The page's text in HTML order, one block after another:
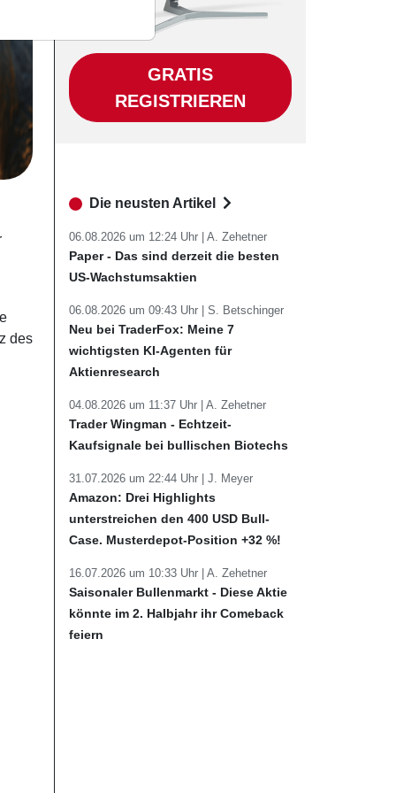
des
GRATIS
REGISTRIEREN
Die neusten Artikel
06.08.2026 um 12:24 Uhr | A. Zehetner
Paper - Das sind derzeit die besten
US-Wachstumsaktien
06.08.2026 um 09:43 Uhr | S. Betschinger
Neu bei TraderFox: Meine 7
wichtigsten KI-Agenten für
Aktienresearch
04.08.2026 um 11:37 Uhr | A. Zehetner
Trader Wingman - Echtzeit-
Kaufsignale bei bullischen Biotechs
31.07.2026 um 22:44 Uhr | J. Meyer
Amazon: Drei Highlights
unterstreichen den 400 USD Bull-
Case. Musterdepot-Position +32 %!
16.07.2026 um 10:33 Uhr | A. Zehetner
Saisonaler Bullenmarkt - Diese Aktie
könnte im 2. Halbjahr ihr Comeback
feiern